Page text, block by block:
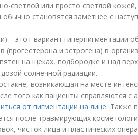
светлой или просто светлой
становятся заметнее с
– этот вариант гиперпигментации
и эстрогена) в
на щеках, подбородке и над
солнечной радиации.
возникающая на месте
того как пациенты справляются с
от пигментации на лице. Также
после травмирующих
чисток лица и пластических